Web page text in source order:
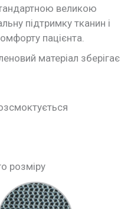
великою
підтримку тканин і
пацієнта.
матеріал зберігає
розміру